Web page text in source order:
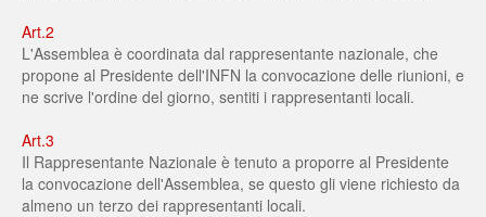
Art.2
L'Assemblea è coordinata dal rappresentante nazionale, che
propone al Presidente dell'INFN la convocazione delle riunioni, e
ne scrive l'ordine del giorno, sentiti i rappresentanti locali.
Art.3
Il Rappresentante Nazionale è tenuto a proporre al Presidente
la convocazione dell'Assemblea, se questo gli viene richiesto da
almeno un terzo dei rappresentanti locali.